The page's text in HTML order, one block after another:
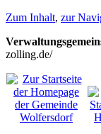
Zum Inhalt, zur
zolling.de/